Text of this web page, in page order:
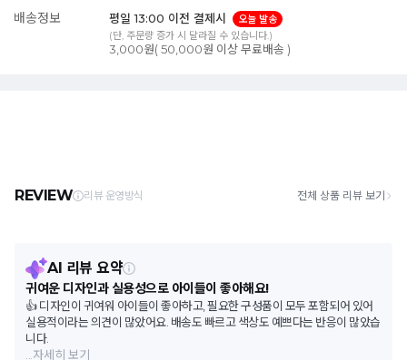
배송정보 평일 13:00 이전 결제시
오늘 발송
(단, 주문량 증가 시 달라질 수 있습니다.)
3,000원( 50,000원 이상 무료배송 )